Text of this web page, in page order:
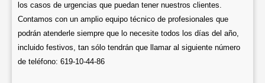
los casos de urgencias que puedan tener nuestros clientes.
Contamos con un amplio equipo técnico de profesionales que
podrán atenderle siempre que lo necesite todos los días del año,
incluido festivos, tan sólo tendrán que llamar al siguiente número
de teléfono: 619-10-44-86